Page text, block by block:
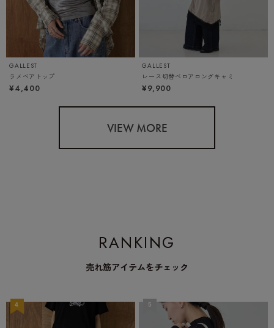
GALLEST
ラメベアトップ
¥4,400
GALLEST
レース切替ベロアロングキャミ
¥9,900
VIEW MORE
RANKING
売れ筋アイテムをチェック